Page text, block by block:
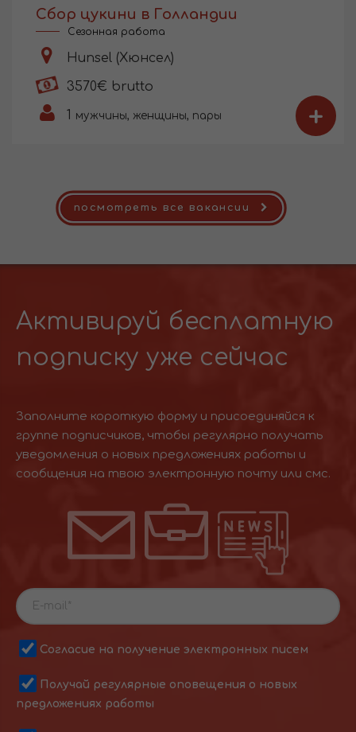
Сбор цукини в Голландии
Сезонная работа
Hunsel (Хюнсел)
3570€ brutto
мужчины, женщины, пары +
посмотреть все вакансии
Активируй бесплатную
подписку уже сейчас
Заполните короткую форму и присоединяйся к
группе подписчиков, чтобы регулярно получать
уведомления о новых предложениях работы и
сообщения на твою электронную почту или смс.
Согласие на получение электронных писем
Получай регулярные оповещения о новых
предложениях работы